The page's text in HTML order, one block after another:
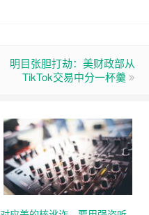
明目张胆打劫：美财政部从
TikTok交易中分一杯羹